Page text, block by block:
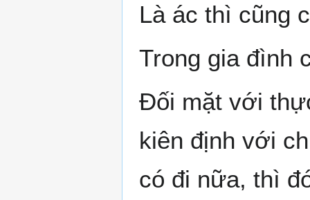
Là ác thì cũng
Trong gia đình
Đối mặt với
kiên định với
có đi nữa, thì